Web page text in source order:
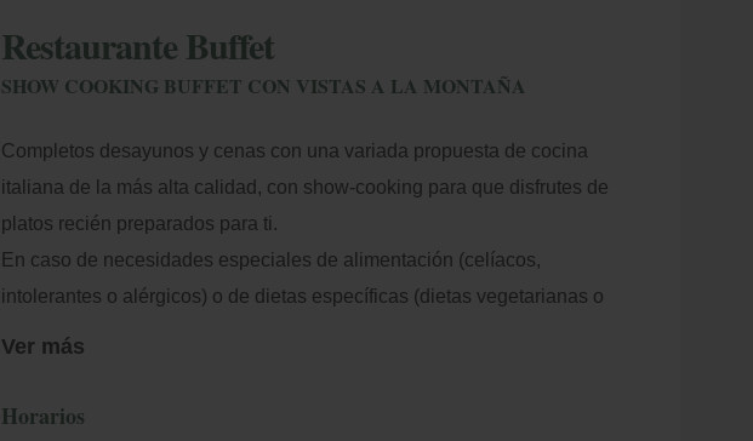
Restaurante Buffet
SHOW COOKING BUFFET CON VISTAS A LA MONTAÑA
Completos desayunos y cenas con una variada propuesta de cocina
italiana de la más alta calidad, con show-cooking para que disfrutes de
platos recién preparados para ti.
En caso de necesidades especiales de alimentación (celíacos,
intolerantes o alérgicos) o de dietas específicas (dietas vegetarianas o
veganas), disponemos de propuestas alternativas. Infórmanos al hacer
Ver más
Horarios